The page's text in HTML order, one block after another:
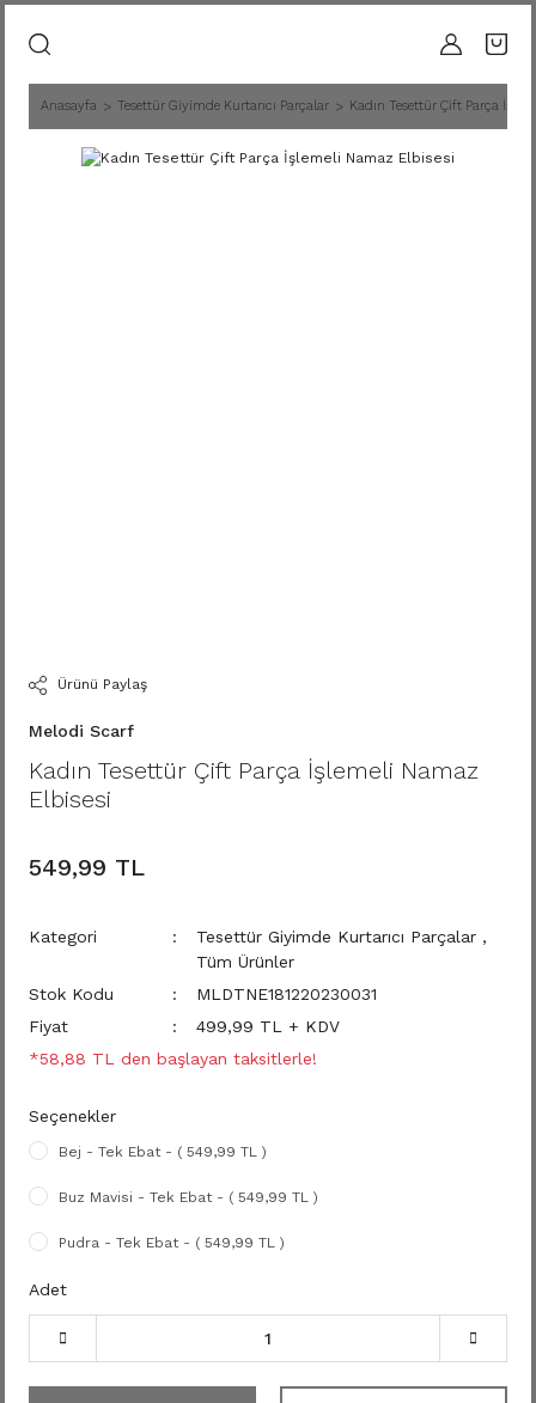
Anasayfa Tesettür Giyimde Kurtarıcı Parçalar Kadın Tesettür Çift Parça
Ürünü Paylaş
Melodi Scarf
Kadın Tesettür Çift Parça İşlemeli Namaz
Elbisesi
549,99 TL
Kategori Tesettür Giyimde Kurtarıcı Parçalar ,
Tüm Ürünler
Stok Kodu
MLDTNE181220230031
Fiyat
499,99 TL + KDV
*58,88 TL den başlayan taksitlerle!
Seçenekler
Bej - Tek Ebat - ( 549,99 TL )
Buz Mavisi - Tek Ebat - ( 549,99 TL )
Pudra - Tek Ebat - ( 549,99 TL )
Adet